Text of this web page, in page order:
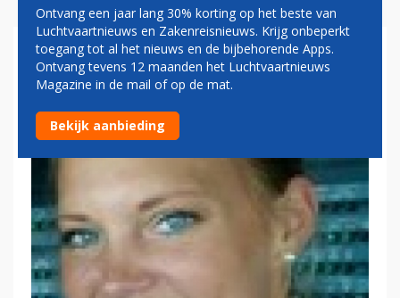
CHRISTA KLOOSMAN: SAFETY
FIRST
Ontvang een jaar lang 30% korting op het beste van
Luchtvaartnieuws en Zakenreisnieuws. Krijg onbeperkt
toegang tot al het nieuws en de bijbehorende Apps.
Ontvang tevens 12 maanden het Luchtvaartnieuws
Magazine in de mail of op de mat.
Bekijk aanbieding